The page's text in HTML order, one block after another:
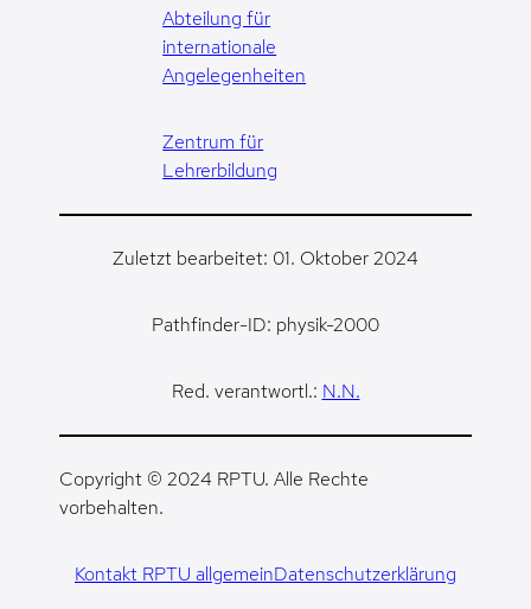
Abteilung für
internationale
Angelegenheiten
Zentrum für
Lehrerbildung
Zuletzt bearbeitet: 01. Oktober 2024
Pathfinder-ID: physik-2000
Red. verantwortl.: N.N.
Copyright © 2024 RPTU. Alle Rechte
vorbehalten.
Kontakt RPTU allgemeinDatenschutzerklärung